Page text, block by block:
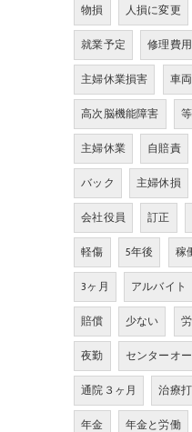
物損
人損に変更
就業予定
修理費用
主婦休業損害
車両
高次脳機能障害
主婦休業
自賠責
バック
主婦休損
会社役員
訂正
軽傷
5年後 稼
3ヶ月
アルバイト
賠償
少ない
夜勤
センターオ
通院３ヶ月
治療
年金
年金と労働